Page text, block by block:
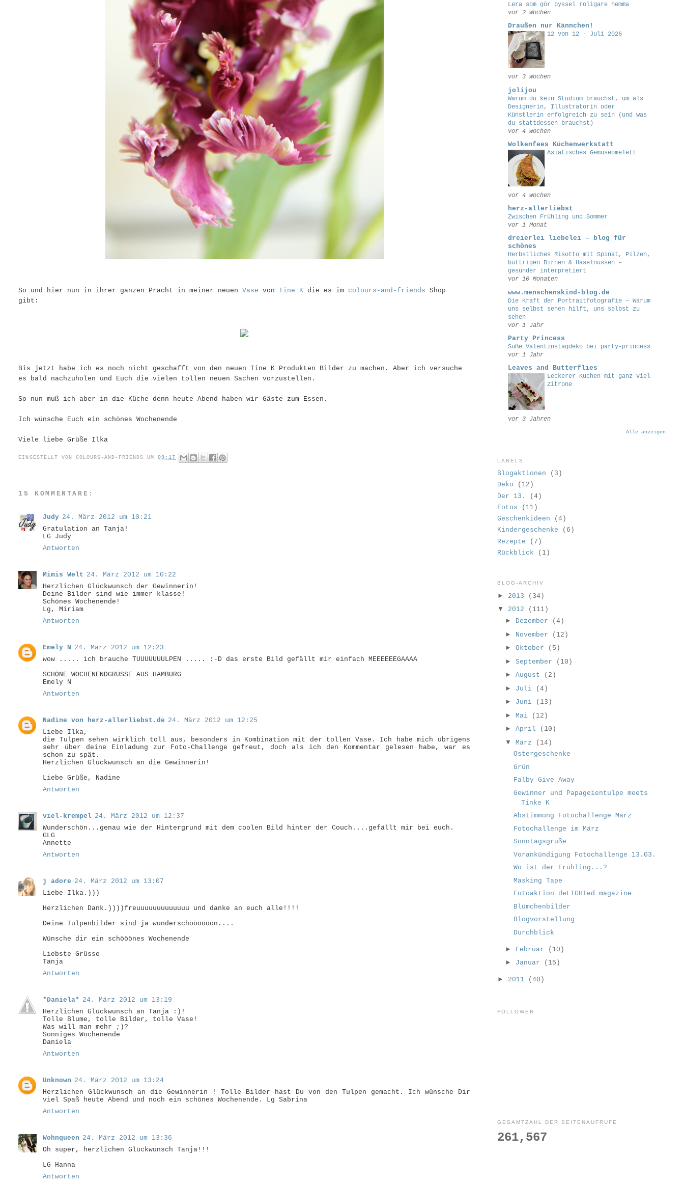
So und hier nun in ihrer ganzen Pracht in meiner neuenVase vonTine K die es imcolours-and-friendsShop
gibt:
Bis jetzt habe ich es noch nicht geschafft von den neuen Tine K Produkten Bilder zu machen. Aber ich versuche
es bald nachzuholen und Euch die vielen tollen neuen Sachen vorzustellen.
So nun muß ich aber in die Küche denn heute Abend haben wir Gäste zum Essen.
Ich wünsche Euch ein schönes Wochenende
Viele liebe Grüße Ilka
EINGESTELLT VON COLOURS-AND-FRIENDS UM09:17
15 KOMMENTARE:
Judy 24. März 2012 um 10:21
Gratulation an Tanja!
LG Judy
Antworten
Mimis Welt 24. März 2012 um 10:22
Herzlichen Glückwunsch der Gewinnerin!
Deine Bilder sind wie immer klasse!
Schönes Wochenende!
Lg, Miriam
Antworten
Emely N 24. März 2012 um 12:23
wow ..... ich brauche TUUUUUUULPEN ..... :-D das erste Bild gefällt mir einfach MEEEEEEGAAAA
SCHÖNE WOCHENENDGRÜSSE AUS HAMBURG
Emely N
Antworten
Nadine von herz-allerliebst.de 24. März 2012 um 12:25
Liebe Ilka,
die Tulpen sehen wirklich toll aus, besonders in Kombination mit der tollen Vase. Ich habe mich übrigens
sehr über deine Einladung zur Foto-Challenge gefreut, doch als ich den Kommentar gelesen habe, war es
schon zu spät.
Herzlichen Glückwunsch an die Gewinnerin!
Liebe Grüße, Nadine
Antworten
viel-krempel 24. März 2012 um 12:37
Wunderschön...genau wie der Hintergrund mit dem coolen Bild hinter der Couch....gefällt mir bei euch.
GLG
Annette
Antworten
j adore 24. März 2012 um 13:07
Liebe Ilka.)))
Herzlichen Dank.))))freuuuuuuuuuuuuu und danke an euch alle!!!!
Deine Tulpenbilder sind ja wunderschöööööön....
Wünsche dir ein schööönes Wochenende
Liebste Grüsse
Tanja
Antworten
*Daniela* 24. März 2012 um 13:19
Herzlichen Glückwunsch an Tanja :)!
Tolle Blume, tolle Bilder, tolle Vase!
Was will man mehr ;)?
Sonniges Wochenende
Daniela
Antworten
Unknown 24. März 2012 um 13:24
Herzlichen Glückwunsch an die Gewinnerin ! Tolle Bilder hast Du von den Tulpen gemacht. Ich wünsche Dir
viel Spaß heute Abend und noch ein schönes Wochenende. Lg Sabrina
Antworten
Wohnqueen 24. März 2012 um 13:36
Oh super, herzlichen Glückwunsch Tanja!!!
LG Hanna
Antworten
Lera som gör pyssel roligare hemma
vor 2 Wochen
Draußen nur Kännchen!
12 von 12 - Juli 2026
vor 3 Wochen
jolijou
Warum du kein Studium brauchst, um als
Designerin, Illustratorin oder
Künstlerin erfolgreich zu sein (und was
du stattdessen brauchst)
vor 4 Wochen
Wolkenfees Küchenwerkstatt
Asiatisches Gemüseomelett
vor 4 Wochen
herz-allerliebst
Zwischen Frühling und Sommer
vor 1 Monat
dreierlei liebelei – blog für
schönes
Herbstliches Risotto mit Spinat, Pilzen,
buttrigen Birnen & Haselnüssen –
gesünder interpretiert
vor 10 Monaten
www.menschenskind-blog.de
Die Kraft der Portraitfotografie – Warum
uns selbst sehen hilft, uns selbst zu
sehen
vor 1 Jahr
Party Princess
Süße Valentinstagdeko bei party-princess
vor 1 Jahr
Leaves and Butterflies
Leckerer Kuchen mit ganz viel
Zitrone
vor 3 Jahren
Alle anzeigen
LABELS
Blogaktionen
(3)
Deko
(12)
Der 13.
(4)
Fotos
(11)
Geschenkideen
(4)
Kindergeschenke
(6)
Rezepte
(7)
Rückblick
(1)
BLOG-ARCHIV
► 2013
(34)
▼ 2012
(111)
► Dezember
(4)
►
November
(12)
►Oktober
(5)
►September
(10)
►August
(2)
► Juli
(4)
► Juni
(13)
►Mai
(12)
►April
(10)
▼März
(14)
Ostergeschenke
Grün
Falby Give Away
Gewinner und Papageientulpe meets
Tinke K
Abstimmung Fotochallenge März
Fotochallenge im März
Sonntagsgrüße
Vorankündigung Fotochallenge 13.03.
Wo ist der Frühling...?
Masking Tape
Fotoaktion deLIGHTed magazine
Blümchenbilder
Blogvorstellung
Durchblick
► Februar
(10)
► Januar (15)
► 2011 (40)
FOLLOWER
GESAMTZAHL DER SEITENAUFRUFE
261,567